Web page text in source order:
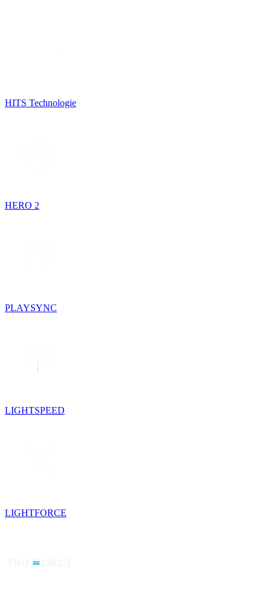
HITS Technologie
HERO 2
PLAYSYNC
LIGHTSPEED
LIGHTFORCE